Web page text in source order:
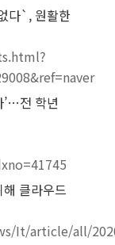
다`, 원활한
’…전 학년
클라우드
It/article/all/